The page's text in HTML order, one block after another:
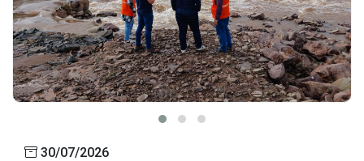
30/07/2026